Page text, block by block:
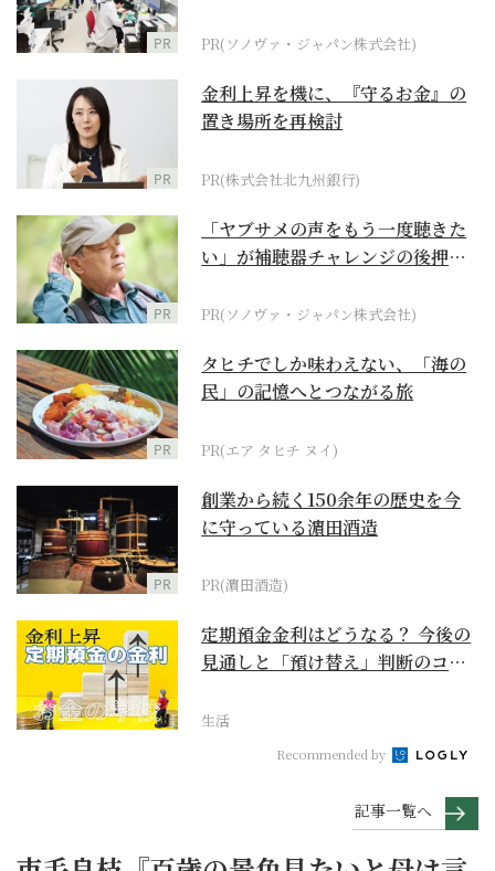
PR PR(ソノヴァ・ジャパン株式会社)
PR
金利上昇を機に、『守るお金』の
置き場所を再検討
PR(株式会社北九州銀行)
PR
「ヤブサメの声をもう一度聴きた
い」が補聴器チャレンジの後押し
PR(ソノヴァ・ジャパン株式会社)
PR
タヒチでしか味わえない、「海の
民」の記憶へとつながる旅
PR(エア タヒチ ヌイ)
PR
創業から続く150余年の歴史を今
に守っている濵田酒造
PR(濵田酒造)
定期預金金利はどうなる？ 今後の
見通しと「預け替え」判断のコツ
生活
Recommended by
記事一覧へ